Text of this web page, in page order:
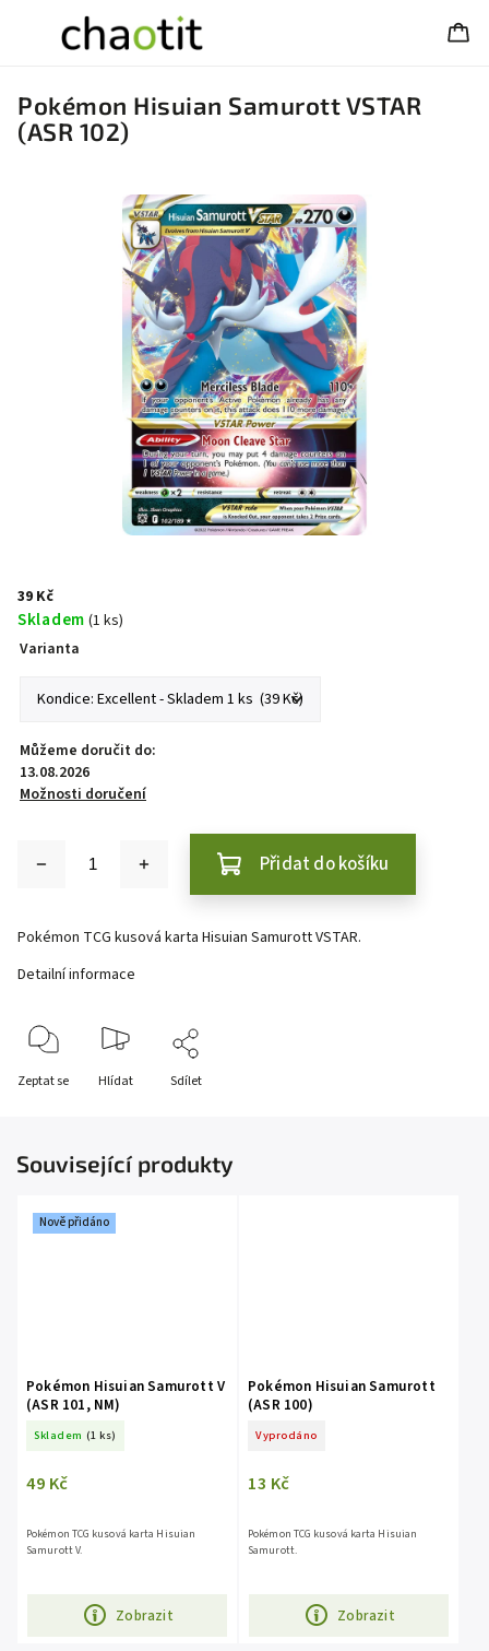
Pokémon Hisuian Samurott VSTAR
(ASR 102)
39 Kč
Skladem (1 ks)
Varianta
Můžeme doručit do:
13.08.2026
Možnosti doručení
Přidat do košíku
Pokémon TCG kusová karta Hisuian Samurott VSTAR.
Detailní informace
Zeptat se Hlídat Sdílet
Související produkty
Nově přidáno
Pokémon Hisuian Samurott V
(ASR 101, NM)
Skladem (1 ks)
49 Kč
Zobrazit
Pokémon TCG kusová karta Hisuian
Samurott V.
Pokémon Hisuian Samurott
(ASR 100)
Vyprodáno
13 Kč
Zobrazit
Pokémon TCG kusová karta Hisuian
Samurott.